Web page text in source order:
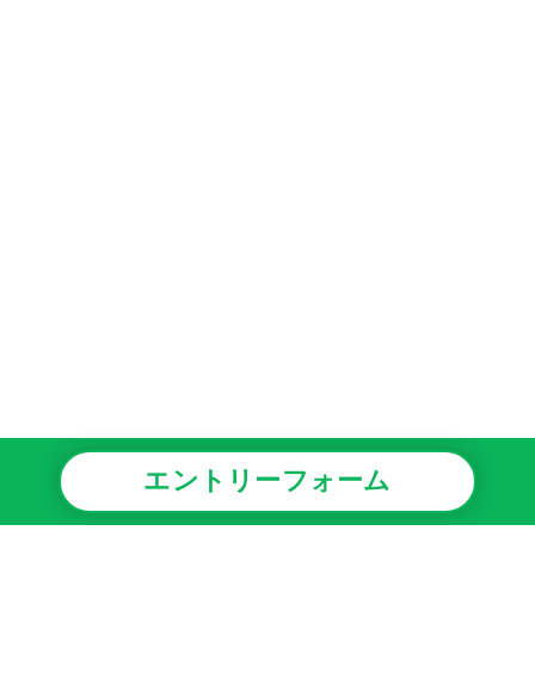
エントリーフォーム